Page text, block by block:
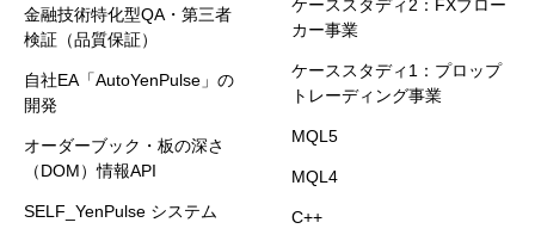
金融技術特化型QA・第三者
検証（品質保証）
自社EA「AutoYenPulse」の
開発
オーダーブック・板の深さ
（DOM）情報API
SELF_YenPulse システム
ケーススタディ2：FXブロー
カー事業
ケーススタディ1：プロップ
トレーディング事業
MQL5
MQL4
C++